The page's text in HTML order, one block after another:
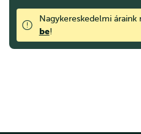
Nagykereskedelmi
be!